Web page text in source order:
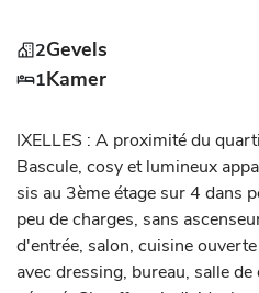
2Gevels
1Kamer
IXELLES : A proximité du
Bascule, cosy et lumineux
sis au 3ème étage sur 4 dans
peu de charges, sans
d'entrée, salon, cuisine
avec dressing, bureau, salle